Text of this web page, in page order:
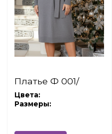
Платье Ф 001/
серый
Цвета:
Размеры: